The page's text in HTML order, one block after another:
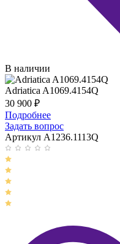
В наличии
Adriatica A1069.4154Q
30 900 ₽
Подробнее
Задать вопрос
Артикул A1236.1113Q